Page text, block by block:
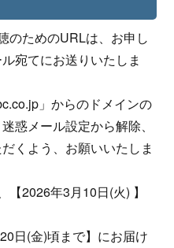
のためのURLは、お申し
宛てにお送りいたしま
」からのドメインの
惑メール設定から解除、
くよう、お願いいたしま
【2026年3月10日(火) 】
日(金)頃まで】にお届け